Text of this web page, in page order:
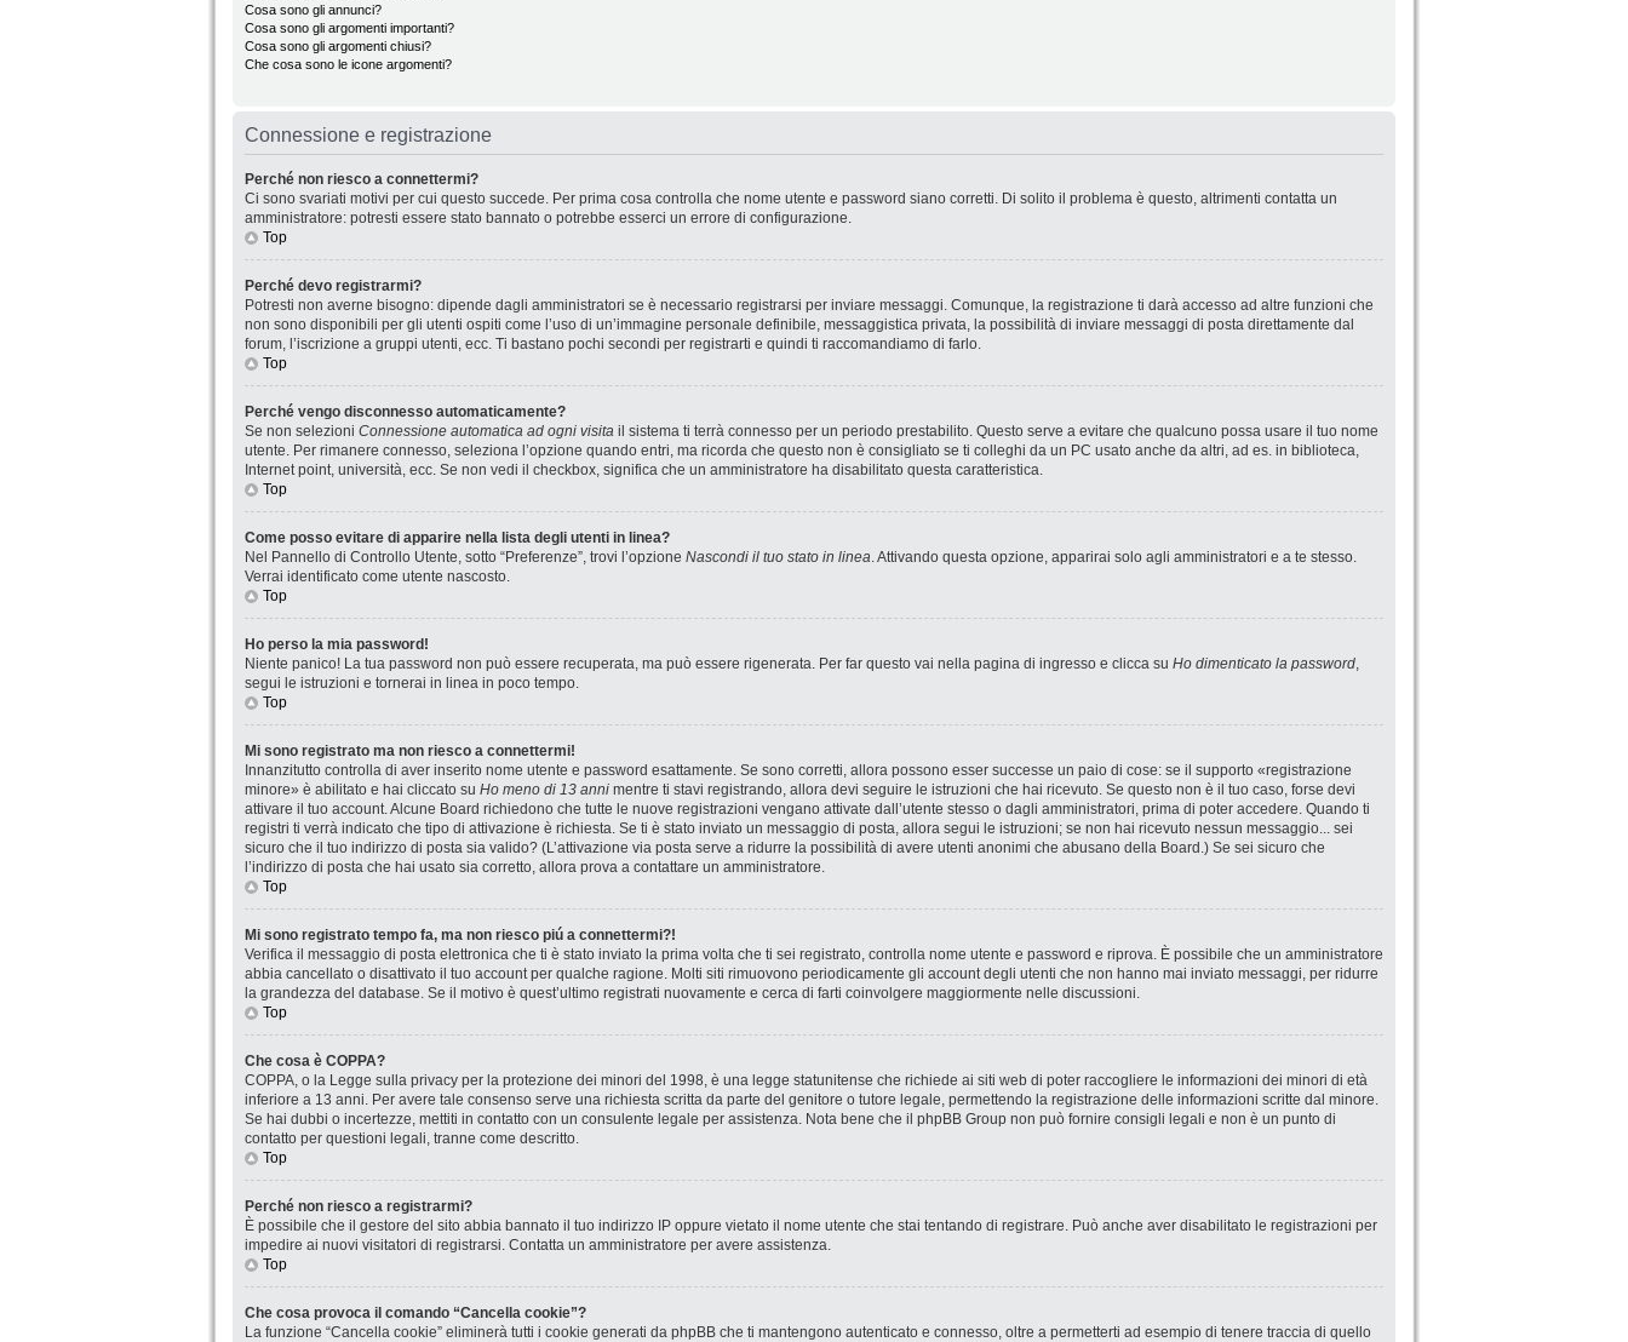
Cosa sono gli annunci?
Cosa sono gli argomenti importanti?
Cosa sono gli argomenti chiusi?
Che cosa sono le icone argomenti?
Connessione e registrazione
Perché non riesco a connettermi?
Ci sono svariati motivi per cui questo succede. Per prima cosa controlla che nome utente e password siano corretti. Di solito il problema è questo, altrimenti contatta un
amministratore: potresti essere stato bannato o potrebbe esserci un errore di configurazione.
Top
Perché devo registrarmi?
Potresti non averne bisogno: dipende dagli amministratori se è necessario registrarsi per inviare messaggi. Comunque, la registrazione ti darà accesso ad altre funzioni che
non sono disponibili per gli utenti ospiti come l’uso di un’immagine personale definibile, messaggistica privata, la possibilità di inviare messaggi di posta direttamente dal
forum, l’iscrizione a gruppi utenti, ecc. Ti bastano pochi secondi per registrarti e quindi ti raccomandiamo di farlo.
Top
Perché vengo disconnesso automaticamente?
Se non selezioni Connessione automatica ad ogni visita il sistema ti terrà connesso per un periodo prestabilito. Questo serve a evitare che qualcuno possa usare il tuo nome
utente. Per rimanere connesso, seleziona l’opzione quando entri, ma ricorda che questo non è consigliato se ti colleghi da un PC usato anche da altri, ad es. in biblioteca,
Internet point, università, ecc. Se non vedi il checkbox, significa che un amministratore ha disabilitato questa caratteristica.
Top
Come posso evitare di apparire nella lista degli utenti in linea?
Nel Pannello di Controllo Utente, sotto “Preferenze”, trovi l’opzione Nascondi il tuo stato in linea. Attivando questa opzione, apparirai solo agli amministratori e a te stesso.
Verrai identificato come utente nascosto.
Top
Ho perso la mia password!
Niente panico! La tua password non può essere recuperata, ma può essere rigenerata. Per far questo vai nella pagina di ingresso e clicca su Ho dimenticato la password,
segui le istruzioni e tornerai in linea in poco tempo.
Top
Mi sono registrato ma non riesco a connettermi!
Innanzitutto controlla di aver inserito nome utente e password esattamente. Se sono corretti, allora possono esser successe un paio di cose: se il supporto «registrazione
minore» è abilitato e hai cliccato su Ho meno di 13 anni mentre ti stavi registrando, allora devi seguire le istruzioni che hai ricevuto. Se questo non è il tuo caso, forse devi
attivare il tuo account. Alcune Board richiedono che tutte le nuove registrazioni vengano attivate dall’utente stesso o dagli amministratori, prima di poter accedere. Quando ti
registri ti verrà indicato che tipo di attivazione è richiesta. Se ti è stato inviato un messaggio di posta, allora segui le istruzioni; se non hai ricevuto nessun messaggio... sei
sicuro che il tuo indirizzo di posta sia valido? (L’attivazione via posta serve a ridurre la possibilità di avere utenti anonimi che abusano della Board.) Se sei sicuro che
l’indirizzo di posta che hai usato sia corretto, allora prova a contattare un amministratore.
Top
Mi sono registrato tempo fa, ma non riesco piú a connettermi?!
Verifica il messaggio di posta elettronica che ti è stato inviato la prima volta che ti sei registrato, controlla nome utente e password e riprova. È possibile che un amministratore
abbia cancellato o disattivato il tuo account per qualche ragione. Molti siti rimuovono periodicamente gli account degli utenti che non hanno mai inviato messaggi, per ridurre
la grandezza del database. Se il motivo è quest’ultimo registrati nuovamente e cerca di farti coinvolgere maggiormente nelle discussioni.
Top
Che cosa è COPPA?
COPPA, o la Legge sulla privacy per la protezione dei minori del 1998, è una legge statunitense che richiede ai siti web di poter raccogliere le informazioni dei minori di età
inferiore a 13 anni. Per avere tale consenso serve una richiesta scritta da parte del genitore o tutore legale, permettendo la registrazione delle informazioni scritte dal minore.
Se hai dubbi o incertezze, mettiti in contatto con un consulente legale per assistenza. Nota bene che il phpBB Group non può fornire consigli legali e non è un punto di
contatto per questioni legali, tranne come descritto.
Top
Perché non riesco a registrarmi?
È possibile che il gestore del sito abbia bannato il tuo indirizzo IP oppure vietato il nome utente che stai tentando di registrare. Può anche aver disabilitato le registrazioni per
impedire ai nuovi visitatori di registrarsi. Contatta un amministratore per avere assistenza.
Top
Che cosa provoca il comando “Cancella cookie”?
La funzione “Cancella cookie” eliminerà tutti i cookie generati da phpBB che ti mantengono autenticato e connesso, oltre a permetterti ad esempio di tenere traccia di quello